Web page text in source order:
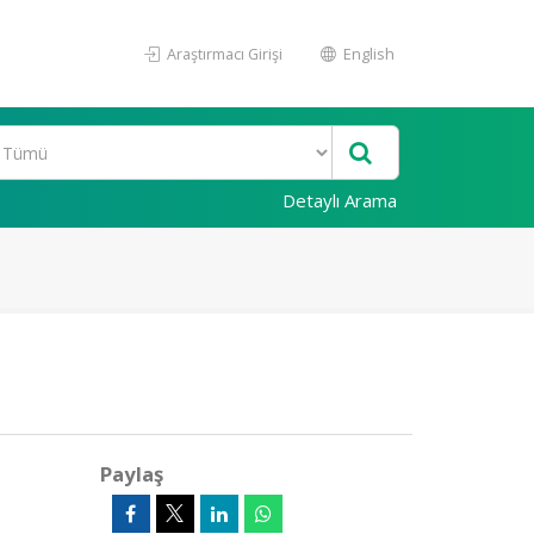
Araştırmacı Girişi English
Detaylı Arama
Paylaş